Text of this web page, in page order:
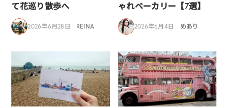
て花巡り散歩へ
2026年6月28日 REINA
ゃれベーカリー【7選】
2026年6月4日 めあり